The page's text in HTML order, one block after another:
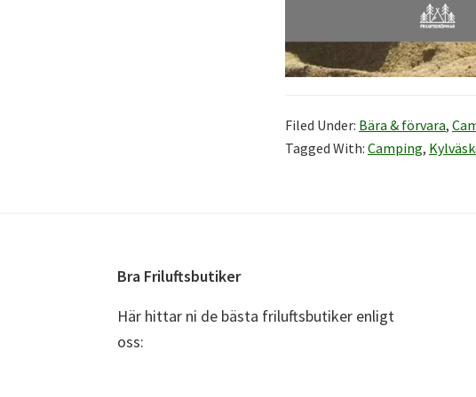
Filed Under: Bära & förvara,
Tagged With: Camping,
Bra Friluftsbutiker
Här hittar ni de bästa friluftsbutiker enligt
oss: